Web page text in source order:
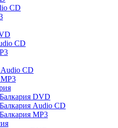
CD
CD
CD
DVD
Audio CD
MP3